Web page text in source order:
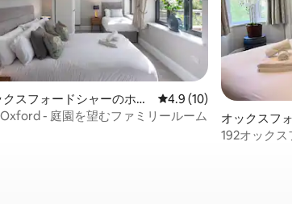
星中4.85つ星の平均評価
クスフォードシャーのホテ
室
レビュー10件、5つ星中
4.9 (10)
- 庭園を望むファミリールーム
オックスフ
テル客室
192オックス